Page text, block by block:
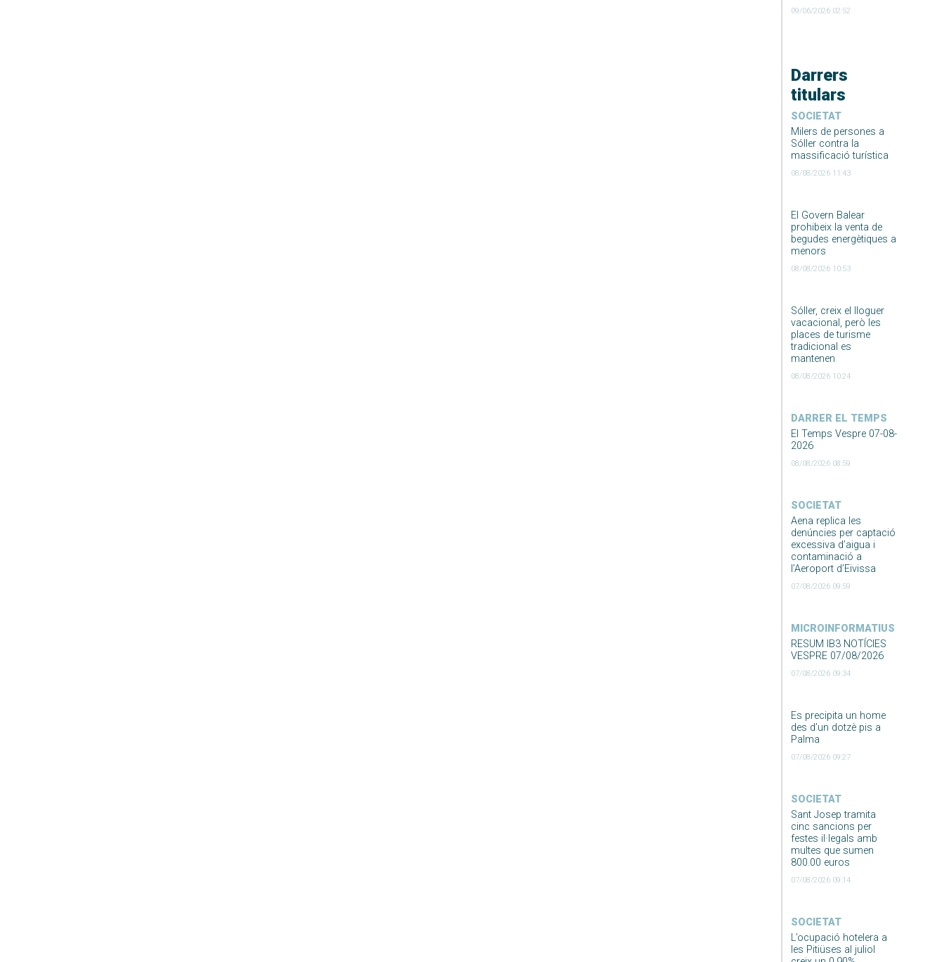
09/06/2026 02:52
Darrers
titulars
SOCIETAT
Milers de persones a
Sóller contra la
massificació turística
08/08/2026 11:43
El Govern Balear
prohibeix la venta de
begudes energètiques a
menors
08/08/2026 10:53
Sóller, creix el lloguer
vacacional, però les
places de turisme
tradicional es
mantenen
08/08/2026 10:24
DARRER EL TEMPS
El Temps Vespre 07-08-
2026
08/08/2026 08:59
SOCIETAT
Aena replica les
denúncies per captació
excessiva d’aigua i
contaminació a
l’Aeroport d’Eivissa
07/08/2026 09:59
MICROINFORMATIUS
RESUM IB3 NOTÍCIES
VESPRE 07/08/2026
07/08/2026 09:34
Es precipita un home
des d’un dotzè pis a
Palma
07/08/2026 09:27
SOCIETAT
Sant Josep tramita
cinc sancions per
festes il·legals amb
multes que sumen
800.00 euros
07/08/2026 09:14
SOCIETAT
L’ocupació hotelera a
les Pitiüses al juliol